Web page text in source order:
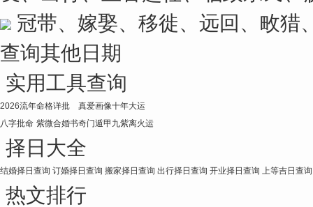
冠带、嫁娶、移徙、远回、畋猎
查询其他日期
实用工具查询
2026流年命格详批 真爱画像十年大运
八字批命 紫微合婚书奇门遁甲 九紫离火运
择日大全
结婚择日查询 订婚择日查询 搬家择日查询 出行择日查询 开业择日查询 上等吉日查询
热文排行